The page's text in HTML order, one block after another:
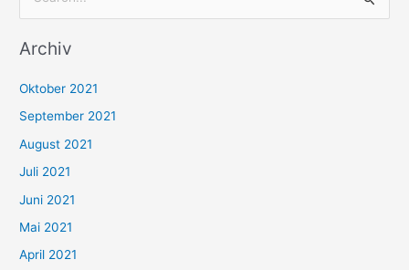
c
n
n
a
c
h
:
Archiv
Oktober 2021
September 2021
August 2021
Juli 2021
Juni 2021
Mai 2021
April 2021